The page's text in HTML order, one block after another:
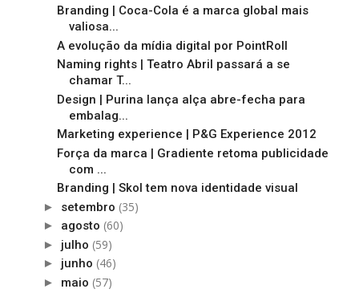
Branding | Coca-Cola é a marca global mais
valiosa...
A evolução da mídia digital por PointRoll
Naming rights | Teatro Abril passará a se
chamar T...
Design | Purina lança alça abre-fecha para
embalag...
Marketing experience | P&G Experience 2012
Força da marca | Gradiente retoma publicidade
com ...
Branding | Skol tem nova identidade visual
► setembro (35)
► agosto (60)
► julho (59)
► junho (46)
► maio (57)